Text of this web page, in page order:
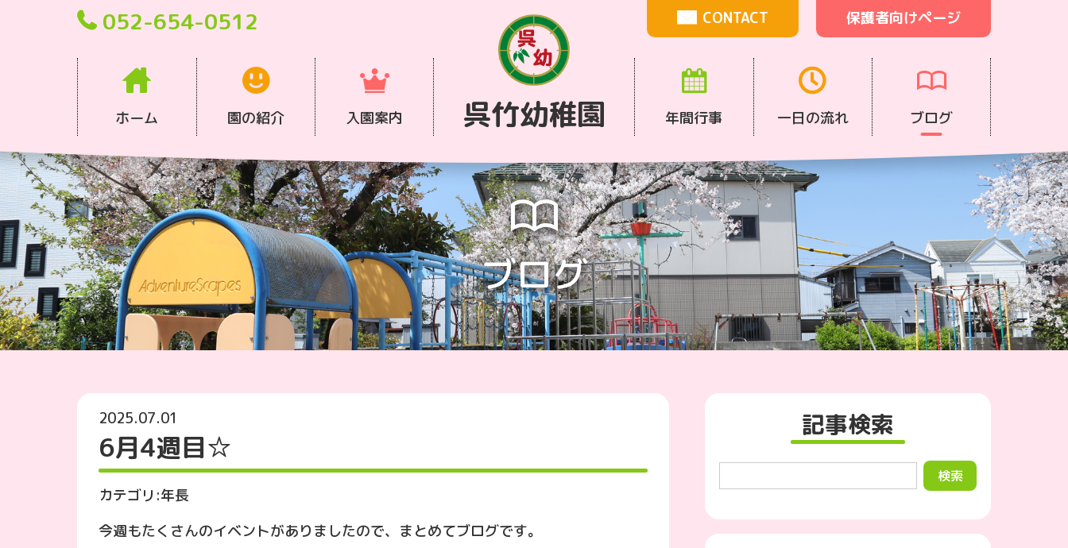
052-654-0512 CONTACT 保護者向けページ
呉竹幼稚園
ホーム 園の紹介 入園案内 年間行事 一日の流れ ブログ
ブログ
2025.07.01
6月4週目☆
カテゴリ:年長
今週もたくさんのイベントがありましたので、まとめてブログです。
記事検索